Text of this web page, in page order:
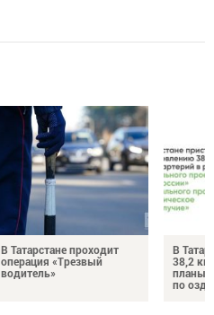
В Татарстане проходит
операция «Трезвый
водитель»
В
38,2 км
планы
по